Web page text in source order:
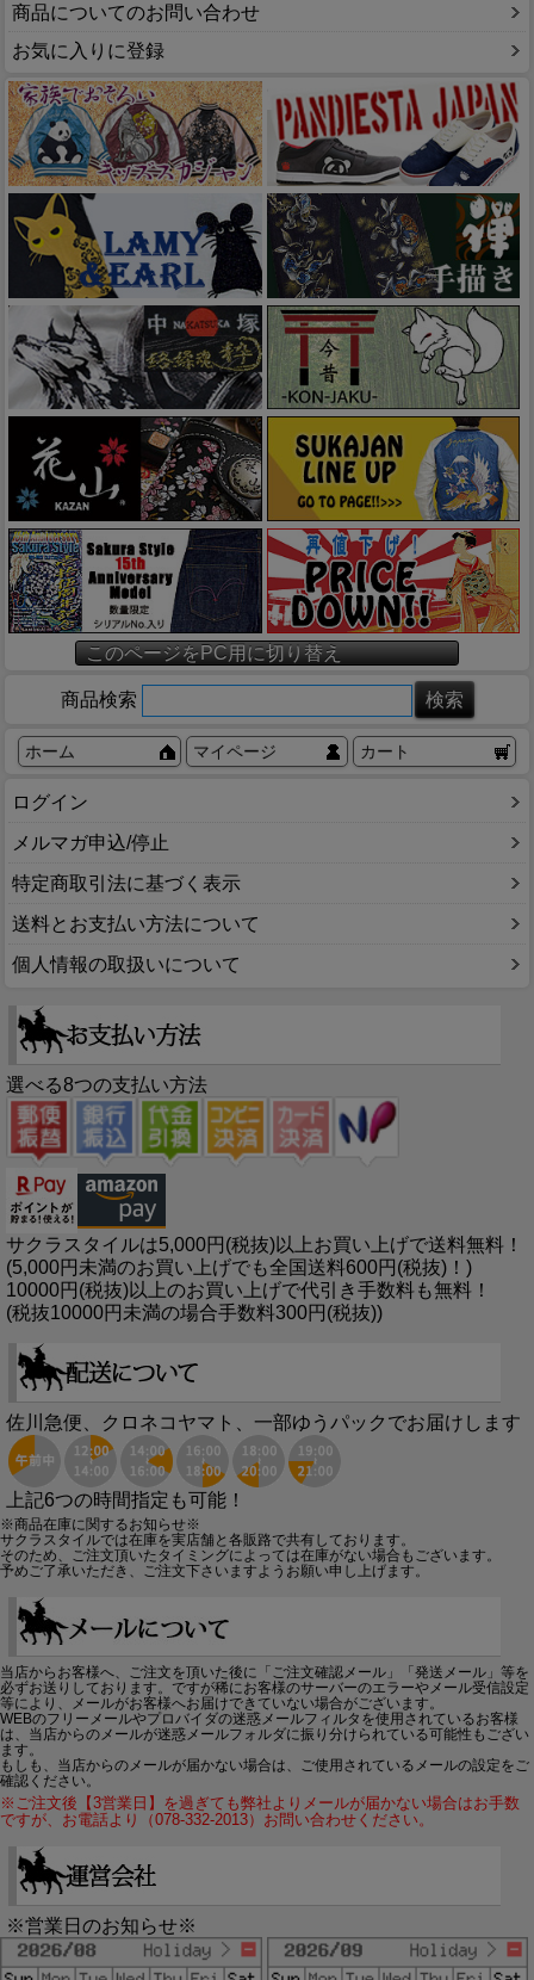
商品についてのお問い合わせ
お気に入りに登録
このページをPC用に切り替え
商品検索
ホーム マイページ カート
ログイン
メルマガ申込/停止
特定商取引法に基づく表示
送料とお支払い方法について
個人情報の取扱いについて
選べる8つの支払い方法
サクラスタイルは5,000円(税抜)以上お買い上げで送料無料！
(5,000円未満のお買い上げでも全国送料600円(税抜)！)
10000円(税抜)以上のお買い上げで代引き手数料も無料！
(税抜10000円未満の場合手数料300円(税抜))
佐川急便、クロネコヤマト、一部ゆうパックでお届けします
上記6つの時間指定も可能！
※商品在庫に関するお知らせ※
サクラスタイルでは在庫を実店舗と各販路で共有しております。
そのため、ご注文頂いたタイミングによっては在庫がない場合もございます。
予めご了承いただき、ご注文下さいますようお願い申し上げます。
当店からお客様へ、ご注文を頂いた後に「ご注文確認メール」「発送メール」等を
必ずお送りしております。ですが稀にお客様のサーバーのエラーやメール受信設定
等により、メールがお客様へお届けできていない場合がございます。
WEBのフリーメールやプロバイダの迷惑メールフィルタを使用されているお客様
は、当店からのメールが迷惑メールフォルダに振り分けられている可能性もござい
ます。
もしも、当店からのメールが届かない場合は、ご使用されているメールの設定をご
確認ください。
※ご注文後【3営業日】を過ぎても弊社よりメールが届かない場合はお手数
ですが、お電話より（078-332-2013）お問い合わせください。
※営業日のお知らせ※